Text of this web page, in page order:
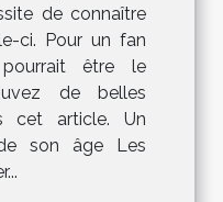
de connaître
ci. Pour un fan
pourrait être le
de belles
cet article. Un
son âge Les